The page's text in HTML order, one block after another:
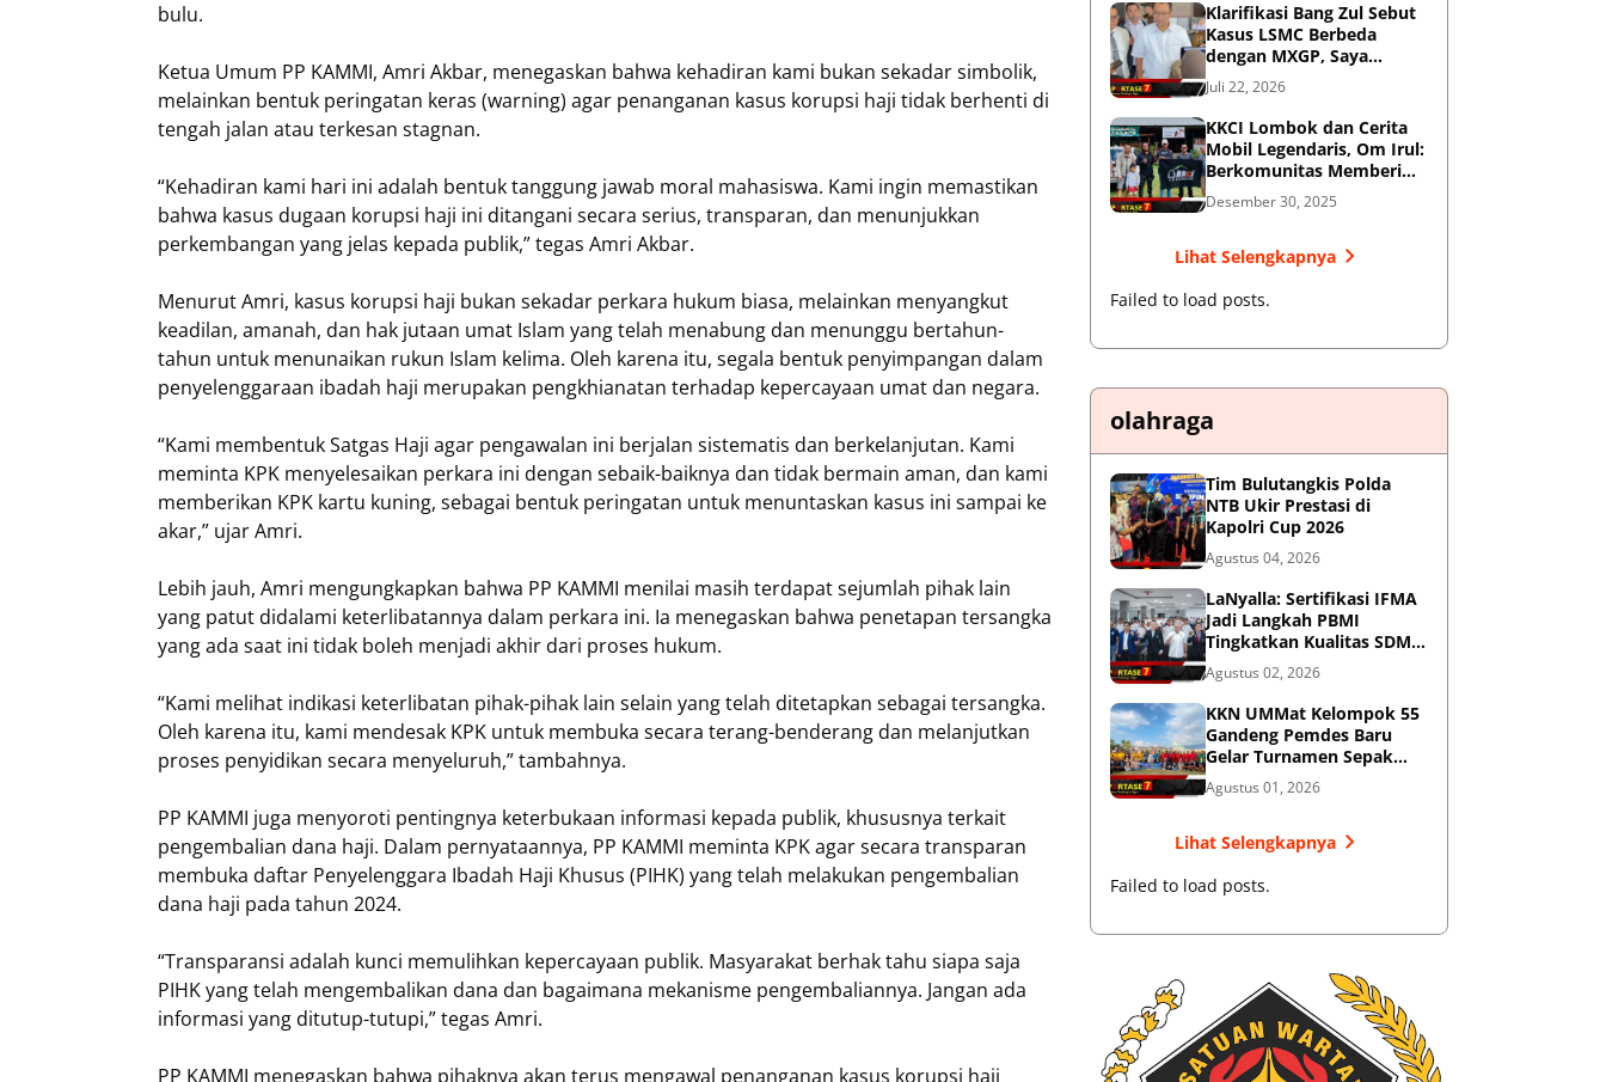
bulu.
Ketua Umum PP KAMMI, Amri Akbar, menegaskan bahwa kehadiran kami bukan sekadar simbolik,
melainkan bentuk peringatan keras (warning) agar penanganan kasus korupsi haji tidak berhenti di
tengah jalan atau terkesan stagnan.
“Kehadiran kami hari ini adalah bentuk tanggung jawab moral mahasiswa. Kami ingin memastikan
bahwa kasus dugaan korupsi haji ini ditangani secara serius, transparan, dan menunjukkan
perkembangan yang jelas kepada publik,” tegas Amri Akbar.
Menurut Amri, kasus korupsi haji bukan sekadar perkara hukum biasa, melainkan menyangkut
keadilan, amanah, dan hak jutaan umat Islam yang telah menabung dan menunggu bertahun-
tahun untuk menunaikan rukun Islam kelima. Oleh karena itu, segala bentuk penyimpangan dalam
penyelenggaraan ibadah haji merupakan pengkhianatan terhadap kepercayaan umat dan negara.
“Kami membentuk Satgas Haji agar pengawalan ini berjalan sistematis dan berkelanjutan. Kami
meminta KPK menyelesaikan perkara ini dengan sebaik-baiknya dan tidak bermain aman, dan kami
memberikan KPK kartu kuning, sebagai bentuk peringatan untuk menuntaskan kasus ini sampai ke
akar,” ujar Amri.
Lebih jauh, Amri mengungkapkan bahwa PP KAMMI menilai masih terdapat sejumlah pihak lain
yang patut didalami keterlibatannya dalam perkara ini. Ia menegaskan bahwa penetapan tersangka
yang ada saat ini tidak boleh menjadi akhir dari proses hukum.
“Kami melihat indikasi keterlibatan pihak-pihak lain selain yang telah ditetapkan sebagai tersangka.
Oleh karena itu, kami mendesak KPK untuk membuka secara terang-benderang dan melanjutkan
proses penyidikan secara menyeluruh,” tambahnya.
PP KAMMI juga menyoroti pentingnya keterbukaan informasi kepada publik, khususnya terkait
pengembalian dana haji. Dalam pernyataannya, PP KAMMI meminta KPK agar secara transparan
membuka daftar Penyelenggara Ibadah Haji Khusus (PIHK) yang telah melakukan pengembalian
dana haji pada tahun 2024.
“Transparansi adalah kunci memulihkan kepercayaan publik. Masyarakat berhak tahu siapa saja
PIHK yang telah mengembalikan dana dan bagaimana mekanisme pengembaliannya. Jangan ada
informasi yang ditutup-tutupi,” tegas Amri.
PP KAMMI menegaskan bahwa pihaknya akan terus mengawal penanganan kasus korupsi haji
Klarifikasi Bang Zul Sebut
Kasus LSMC Berbeda
dengan MXGP, Saya
Dipanggil Sebagai Saksi
Juli 22, 2026
KKCI Lombok dan Cerita
Mobil Legendaris, Om Irul:
Berkomunitas Memberi
Manfaat dan Membangun
Imej Positif
Desember 30, 2025
Lihat Selengkapnya
Failed to load posts.
olahraga
Tim Bulutangkis Polda
NTB Ukir Prestasi di
Kapolri Cup 2026
Agustus 04, 2026
LaNyalla: Sertifikasi IFMA
Jadi Langkah PBMI
Tingkatkan Kualitas SDM
Muaythai
Agustus 02, 2026
KKN UMMat Kelompok 55
Gandeng Pemdes Baru
Gelar Turnamen Sepak
Bola
Agustus 01, 2026
Lihat Selengkapnya
Failed to load posts.